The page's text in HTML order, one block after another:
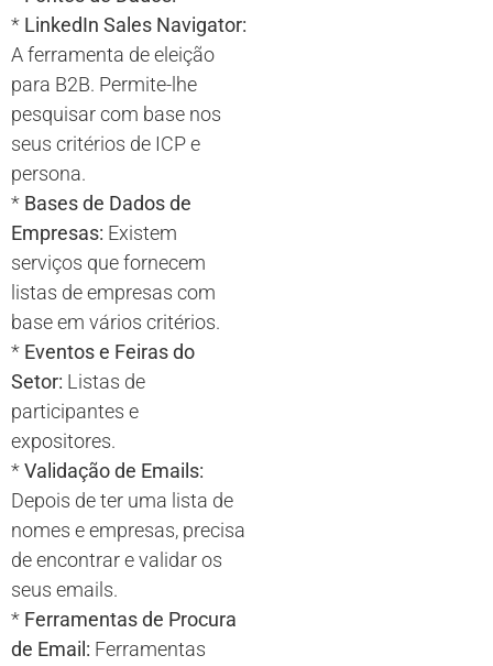
* LinkedIn Sales Navigator:
A ferramenta de eleição
para B2B. Permite-lhe
pesquisar com base nos
seus critérios de ICP e
persona.
* Bases de Dados de
Empresas: Existem
serviços que fornecem
listas de empresas com
base em vários critérios.
* Eventos e Feiras do
Setor: Listas de
participantes e
expositores.
*Validação de Emails:
Depois de ter uma lista de
nomes e empresas, precisa
de encontrar e validar os
seus emails.
* Ferramentas de Procura
de Email: Ferramentas